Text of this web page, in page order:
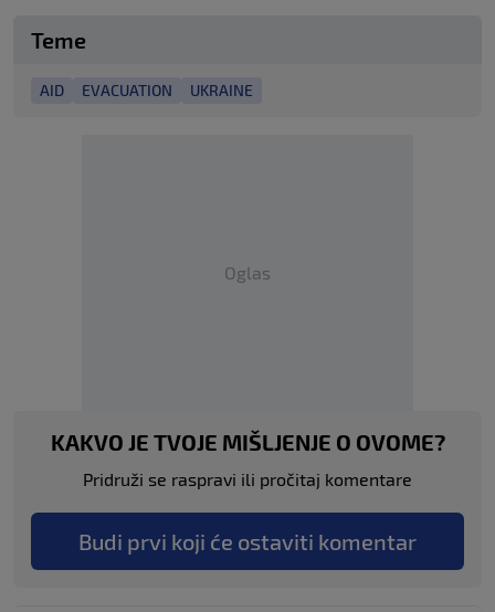
Teme
AID EVACUATION UKRAINE
Oglas
KAKVO JE TVOJE MIŠLJENJE O OVOME?
Pridruži se raspravi ili pročitaj komentare
Budi prvi koji će ostaviti komentar